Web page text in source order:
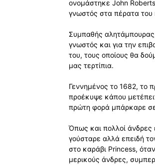
ονομάστηκε John
γνωστός στα πέρατα του
Συμπαθής
γνωστός και για την
του, τους οποίους θα
μας τερτίπια.
Γεννημένος το 1682, το
προέκυψε κάπου
πρώτη φορά μπάρκαρε
Όπως και πολλοί άνδρες
γούσταρε αλλά επειδή
στο καράβι Princess,
μερικούς άνδρες,